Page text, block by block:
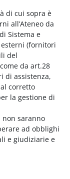
di cui sopra è
all’Ateneo da
Sistema e
(fornitori
del
da art.28
di assistenza,
corretto
la gestione di
saranno
ad obblighi
e giudiziarie e